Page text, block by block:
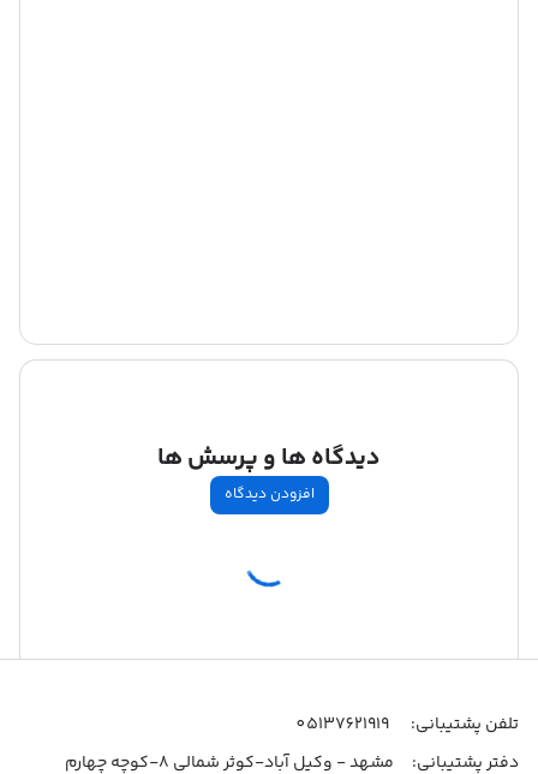
دیدگاه ها و پرسش ها
افزودن دیدگاه
اطلاعات تماس
تلفن پشتیبانی:
05137621919
دفتر پشتیبانی:
مشهد - وکیل آباد-کوثر شمالی 8-کوچه چهارم